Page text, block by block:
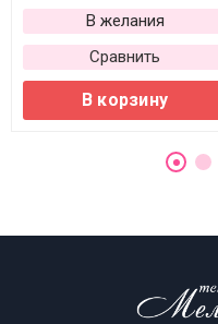
В желания
Сравнить
В корзину